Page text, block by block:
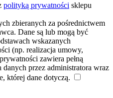
polityką prywatności sklepu
zbieranych za pośrednictwem
Dane są lub mogą być
wskazanych
(np. realizacja umowy,
zawiera pełną
przez administratora wraz
której dane dotyczą.